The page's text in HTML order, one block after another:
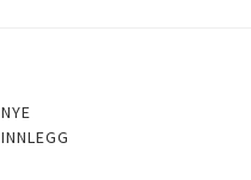
NYE
INNLEGG